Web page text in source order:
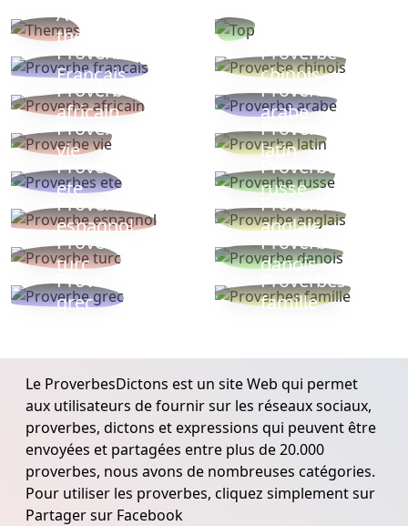
Autres
thèmes
Proverbe
Français
Proverbe
chinois
Proverbe
africain
Proverbe
arabe
Proverbe
vie
Proverbe
latin
Proverbes
ete
Proverbe
russe
Proverbe
espagnol
Proverbe
anglais
Proverbe
turc
Proverbe
danois
Proverbe
grec
Proverbes
famille
Le ProverbesDictons est un site Web qui permet
aux utilisateurs de fournir sur les réseaux sociaux,
proverbes, dictons et expressions qui peuvent être
envoyées et partagées entre plus de 20.000
proverbes, nous avons de nombreuses catégories.
Pour utiliser les proverbes, cliquez simplement sur
Partager sur Facebook